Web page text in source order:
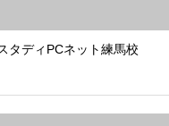
タディPCネット練馬校